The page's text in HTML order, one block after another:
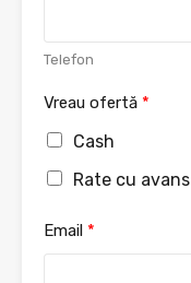
Telefon
Vreau ofertă *
Cash
Rate cu avans
Email *